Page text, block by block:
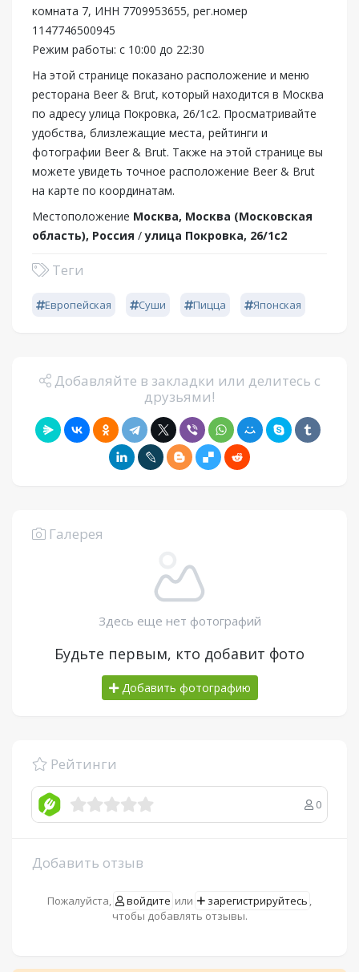
комната 7, ИНН 7709953655, рег.номер
1147746500945
Режим работы: с 10:00 до 22:30
На этой странице показано расположение и меню
ресторана Beer & Brut, который находится в Москва
по адресу улица Покровка, 26/1с2. Просматривайте
удобства, близлежащие места, рейтинги и
фотографии Beer & Brut. Также на этой странице вы
можете увидеть точное расположение Beer & Brut
на карте по координатам.
Местоположение Москва, Москва (Московская
область), Россия /улица Покровка, 26/1с2
Теги
Европейская Суши Пицца Японская
Добавляйте в закладки или делитесь с
друзьями!
Галерея
Здесь еще нет фотографий
Будьте первым, кто добавит фото
Добавить фотографию
Рейтинги
0
Добавить отзыв
Пожалуйста, войдите или зарегистрируйтесь ,
чтобы добавлять отзывы.